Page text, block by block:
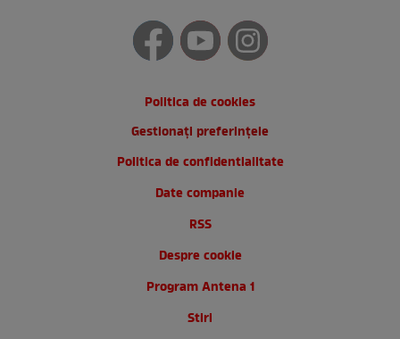
Politica de cookies
Gestionați preferințele
Politica de confidentialitate
Date companie
RSS
Despre cookie
Program Antena 1
Stiri